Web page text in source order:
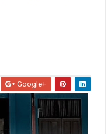
Google+